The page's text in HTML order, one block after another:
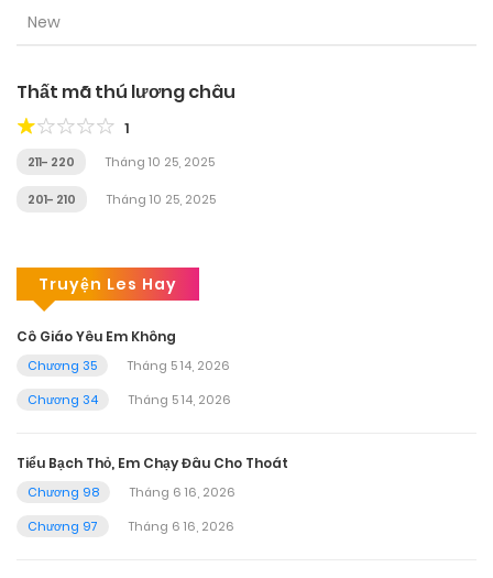
New
Thất mã thú lương châu
1
211- 220 Tháng 10 25, 2025
201- 210 Tháng 10 25, 2025
Truyện Les Hay
Cô Giáo Yêu Em Không
Chương 35
Tháng 5 14, 2026
Chương 34
Tháng 5 14, 2026
Tiểu Bạch Thỏ, Em Chạy Đâu Cho Thoát
Chương 98
Tháng 6 16, 2026
Chương 97
Tháng 6 16, 2026